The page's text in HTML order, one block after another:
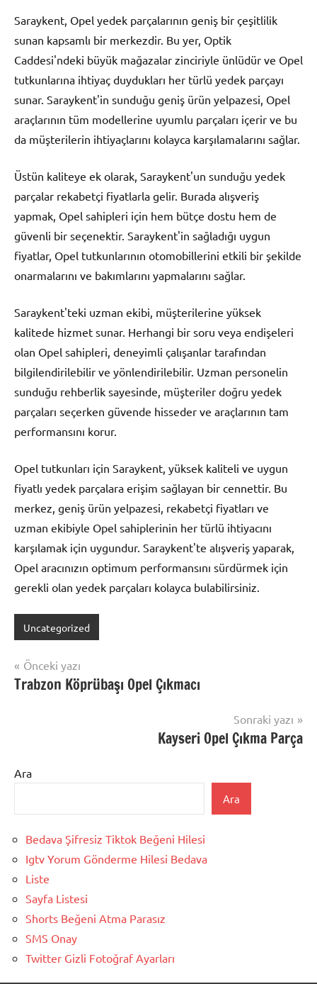
Saraykent, Opel yedek parçalarının geniş bir çeşitlilik
sunan kapsamlı bir merkezdir. Bu yer, Optik
Caddesi'ndeki büyük mağazalar zinciriyle ünlüdür ve Opel
tutkunlarına ihtiyaç duydukları her türlü yedek parçayı
sunar. Saraykent'in sunduğu geniş ürün yelpazesi, Opel
araçlarının tüm modellerine uyumlu parçaları içerir ve bu
da müşterilerin ihtiyaçlarını kolayca karşılamalarını sağlar.
Üstün kaliteye ek olarak, Saraykent'un sunduğu yedek
parçalar rekabetçi fiyatlarla gelir. Burada alışveriş
yapmak, Opel sahipleri için hem bütçe dostu hem de
güvenli bir seçenektir. Saraykent'in sağladığı uygun
fiyatlar, Opel tutkunlarının otomobillerini etkili bir şekilde
onarmalarını ve bakımlarını yapmalarını sağlar.
Saraykent'teki uzman ekibi, müşterilerine yüksek
kalitede hizmet sunar. Herhangi bir soru veya endişeleri
olan Opel sahipleri, deneyimli çalışanlar tarafından
bilgilendirilebilir ve yönlendirilebilir. Uzman personelin
sunduğu rehberlik sayesinde, müşteriler doğru yedek
parçaları seçerken güvende hisseder ve araçlarının tam
performansını korur.
Opel tutkunları için Saraykent, yüksek kaliteli ve uygun
fiyatlı yedek parçalara erişim sağlayan bir cennettir. Bu
merkez, geniş ürün yelpazesi, rekabetçi fiyatları ve
uzman ekibiyle Opel sahiplerinin her türlü ihtiyacını
karşılamak için uygundur. Saraykent'te alışveriş yaparak,
Opel aracınızın optimum performansını sürdürmek için
gerekli olan yedek parçaları kolayca bulabilirsiniz.
Uncategorized
Yazı
gezinmesi
Önceki yazı
Trabzon Köprübaşı Opel Çıkmacı
Sonraki yazı
Kayseri Opel Çıkma Parça
Ara
Ara
Bedava Şifresiz Tiktok Beğeni Hilesi
Igtv Yorum Gönderme Hilesi Bedava
Liste
Sayfa Listesi
Shorts Beğeni Atma Parasız
SMS Onay
Twitter Gizli Fotoğraf Ayarları